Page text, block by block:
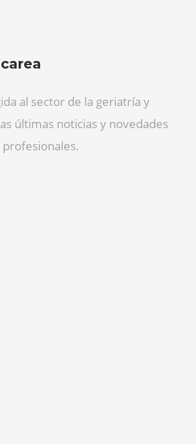
al sector de la geriatría y
últimas noticias y novedades